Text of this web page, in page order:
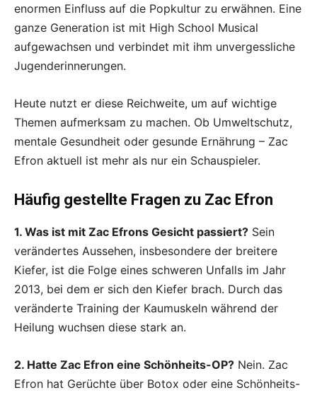
enormen Einfluss auf die Popkultur zu erwähnen. Eine
ganze Generation ist mit High School Musical
aufgewachsen und verbindet mit ihm unvergessliche
Jugenderinnerungen.
Heute nutzt er diese Reichweite, um auf wichtige
Themen aufmerksam zu machen. Ob Umweltschutz,
mentale Gesundheit oder gesunde Ernährung – Zac
Efron aktuell ist mehr als nur ein Schauspieler.
Häufig gestellte Fragen zu Zac Efron
1. Was ist mit Zac Efrons Gesicht passiert? Sein
verändertes Aussehen, insbesondere der breitere
Kiefer, ist die Folge eines schweren Unfalls im Jahr
2013, bei dem er sich den Kiefer brach. Durch das
veränderte Training der Kaumuskeln während der
Heilung wuchsen diese stark an.
2. Hatte Zac Efron eine Schönheits-OP? Nein. Zac
Efron hat Gerüchte über Botox oder eine Schönheits-